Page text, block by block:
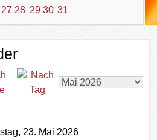
27 28 29 30 31
23. Mai 2026